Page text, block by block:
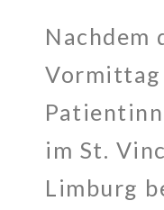
Nachdem
Vormittag
im St.
Limburg